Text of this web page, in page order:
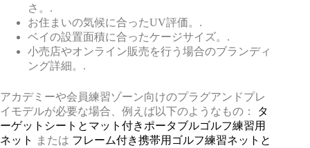
さ。.
お住まいの気候に合ったUV評価。.
ベイの設置面積に合ったケージサイズ。.
小売店やオンライン販売を行う場合のブランディ
ング詳細。.
アカデミーや会員練習ゾーン向けのプラグアンドプレ
イモデルが必要な場合、例えば以下のようなもの：
タ
ーゲットシートとマット付きポータブルゴルフ練習用
ネット
または フレーム付き携帯用ゴルフ練習ネットと